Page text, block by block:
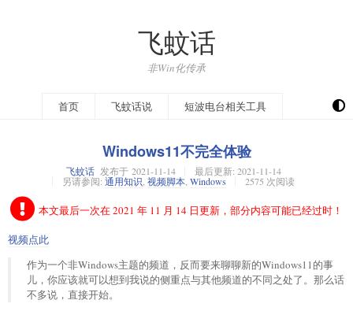
飞蚊话
非Win化传承
首页
飞蚊话说 短波电台相关工具
Windows11不完全体验
飞蚊话发布于 2021-11-14 最后更新: 2021-11-14
另请参阅: 通用知识 视频脚本 Windows 2575 次阅读
本文最后一次在 2021 年 11 月 14 日更新，部分内容可能已经过时！
视频点此
作为一个非Windows主题的频道，反而要来聊聊新的Windows11的事
儿，你应该就可以想到我说的侧重点与其他频道的不同之处了。那么话
不多说，直接开始。